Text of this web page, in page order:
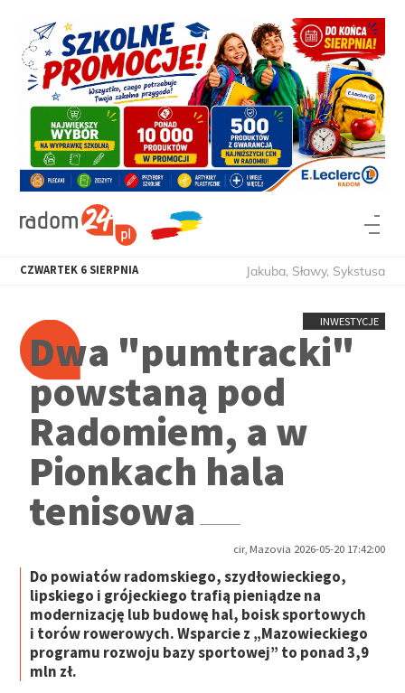
CZWARTEK 6 SIERPNIA Jakuba, Sławy, Sykstusa
INWESTYCJE
Dwa "pumtracki"
powstaną pod
Radomiem, a w
Pionkach hala
tenisowa
cir, Mazovia 2026-05-20 17:42:00
Do powiatów radomskiego, szydłowieckiego,
lipskiego i grójeckiego trafią pieniądze na
modernizację lub budowę hal, boisk sportowych
i torów rowerowych. Wsparcie z „Mazowieckiego
programu rozwoju bazy sportowej” to ponad 3,9
mln zł.